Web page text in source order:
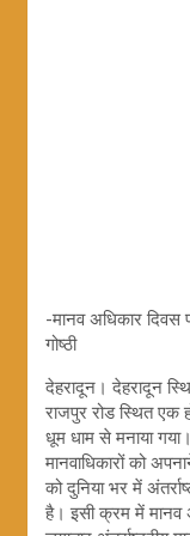
-मानव अधिकार दिवस
गोष्ठी
देहरादून। देहरादून
राजपुर रोड स्थित एक
धूम धाम से मनाया
मानवाधिकारों को
को दुनिया भर में
है। इसी क्रम में मानव